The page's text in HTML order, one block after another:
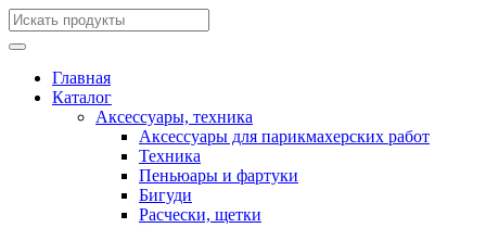
Главная
Каталог
Аксессуары, техника
Аксессуары для парикмахерских работ
Техника
Пеньюары и фартуки
Бигуди
Расчески, щетки